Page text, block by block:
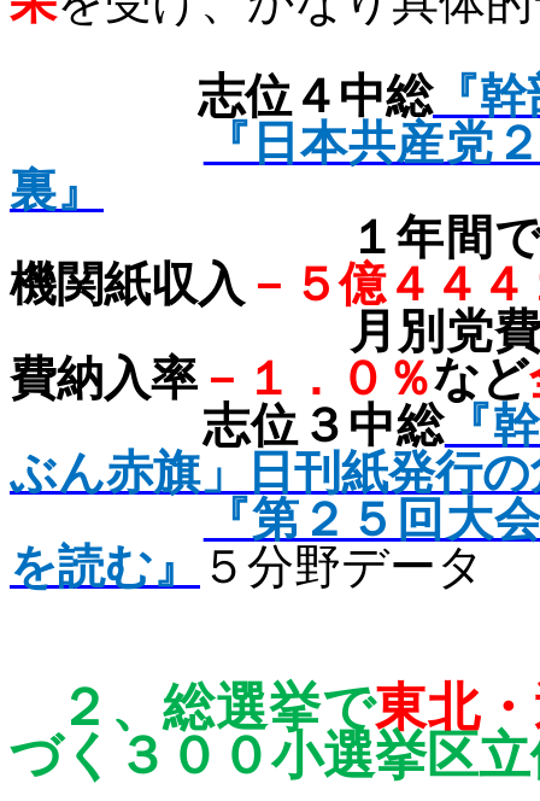
志位４中総『幹
『日本共産党
裏』
１年間で、
機関紙収入 －５億４４
月別党費納
費納入率 －１．０％など
志位３中総『
ぶん赤旗」日刊紙発行
『第２５回大
を読む』
５分野データ
２、総選挙で東北
づく３００小選挙区